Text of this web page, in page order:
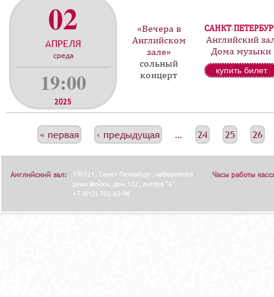
02
АПРЕЛЯ
среда
19:00
2025
«Вечера в
Английском
зале»
сольный
концерт
САНКТ-
Английский
Дома музыки
купить билет
Р
И
« первая ‹ предыдущая … 24 25 26
Английский зал:
190121, Санкт-Петербург, набережная
реки Мойки, дом 122, литера "А".
+7 (812) 702-60-96
Часы работы